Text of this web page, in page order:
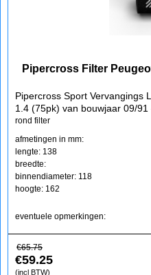
Pipercross Filter
Pipercross Sport Vervangings
1.4 (75pk) van bouwjaar 09/91
rond filter
afmetingen in mm:
lengte: 138
breedte:
binnendiameter: 118
hoogte: 162
eventuele opmerkingen:
€65.75
€59.25
(incl BTW)